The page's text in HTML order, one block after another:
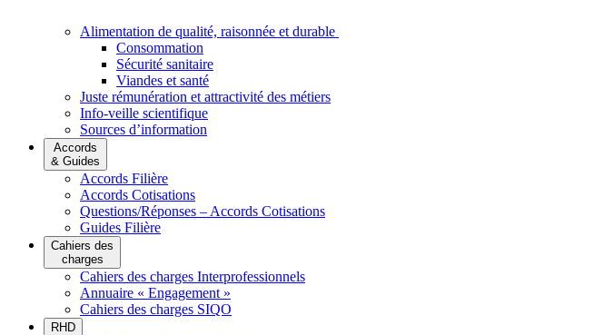
Alimentation de qualité, raisonnée et durable
Consommation
Sécurité sanitaire
Viandes et santé
Juste rémunération et attractivité des métiers
Info-veille scientifique
Sources d’information
Accords
& Guides
Accords Filière
Accords Cotisations
Questions/Réponses – Accords Cotisations
Guides Filière
Cahiers des
charges
Cahiers des charges Interprofessionnels
Annuaire « Engagement »
Cahiers des charges SIQO
RHD